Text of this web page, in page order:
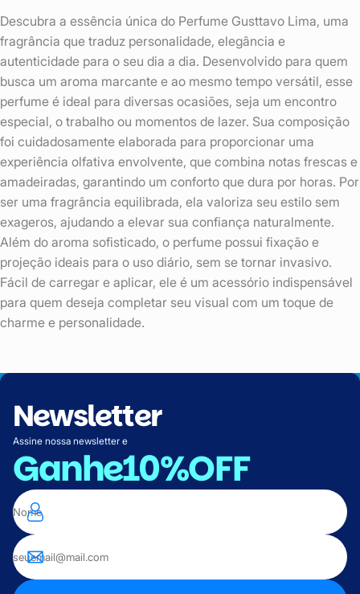
Descubra a essência única do Perfume Gusttavo Lima, uma
fragrância que traduz personalidade, elegância e
autenticidade para o seu dia a dia. Desenvolvido para quem
busca um aroma marcante e ao mesmo tempo versátil, esse
perfume é ideal para diversas ocasiões, seja um encontro
especial, o trabalho ou momentos de lazer. Sua composição
foi cuidadosamente elaborada para proporcionar uma
experiência olfativa envolvente, que combina notas frescas e
amadeiradas, garantindo um conforto que dura por horas. Por
ser uma fragrância equilibrada, ela valoriza seu estilo sem
exageros, ajudando a elevar sua confiança naturalmente.
Além do aroma sofisticado, o perfume possui fixação e
projeção ideais para o uso diário, sem se tornar invasivo.
Fácil de carregar e aplicar, ele é um acessório indispensável
para quem deseja completar seu visual com um toque de
charme e personalidade.
Newsletter
Assine nossa newsletter e
Ganhe10%OFF